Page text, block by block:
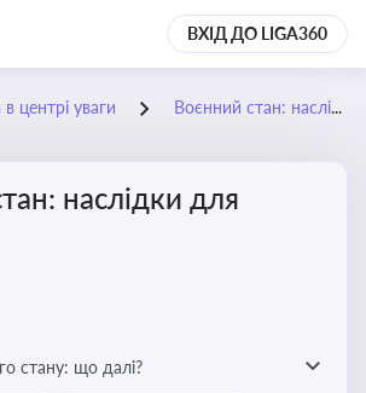
ВХІД ДО LIGA360
центрі уваги Воєнний стан: наслідки для бізнесу
наслідки для
стану: що далі?